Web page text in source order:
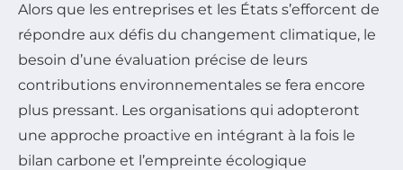
Alors que les entreprises et les États s’efforcent de
répondre aux défis du changement climatique, le
besoin d’une évaluation précise de leurs
contributions environnementales se fera encore
plus pressant. Les organisations qui adopteront
une approche proactive en intégrant à la fois le
bilan carbone et l’empreinte écologique